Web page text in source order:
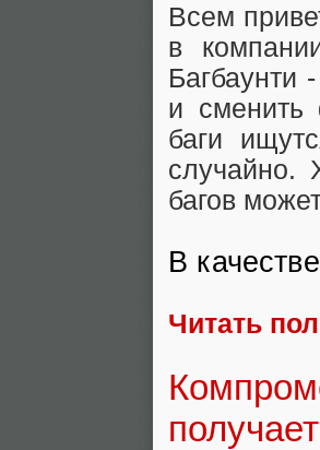
Всем
в
Багбаунти
и сменить
баги
случайно.
багов
В
Читать